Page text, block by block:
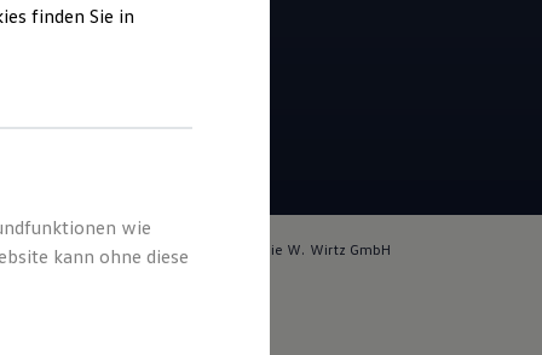
4.8| 15 Bewertungen
für die Inhalte auf dieser Seite ist die W. Wirtz GmbH
finden Sie in
wie
kann ohne diese